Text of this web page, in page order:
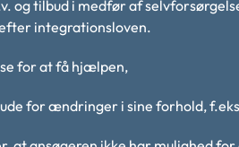
og tilbud i medfør af
integrationsloven.
for at få hjælpen,
for ændringer i sine forhold,